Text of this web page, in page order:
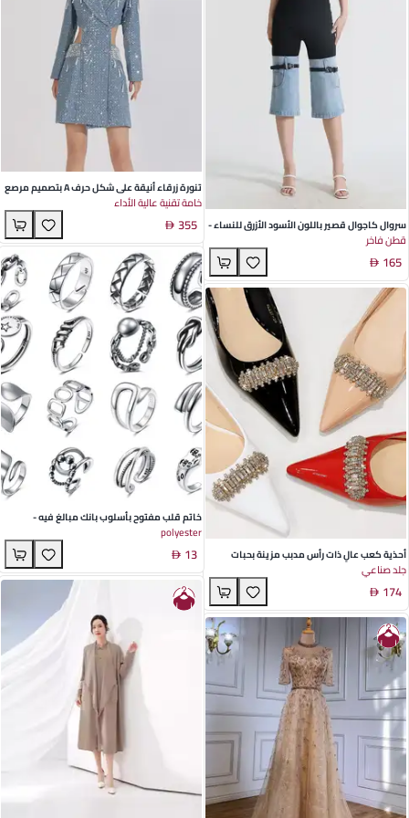
سروال كاجوال قصير باللون الأسود الأزرق للنساء -
مزيج من القطن والنايلون، تصميم نحيف، ستايل
شارع للاستخدام اليومي
قطن فاخر
165
أحذية كعب عالٍ ذات رأس مدبب مزينة بحبات
الراينستون للنساء من الجلد اللامع باللون الأسود
والأحمر والبيج والأبيض - مثالية للحفلات في ربيع
وخريف
جلد صناعي
174
تنورة زرقاء أنيقة على شكل حرف A بتصميم مرصع
بالخرز لمناسبات الشتاء الاجتماعية - تصميم ياقة
بدلة عالية الخصر
خامة تقنية عالية الأداء
355
خاتم قلب مفتوح بأسلوب بانك مبالغ فيه -
مجوهرات سبائك للجنسين لمناسبات الصيف
polyester
13